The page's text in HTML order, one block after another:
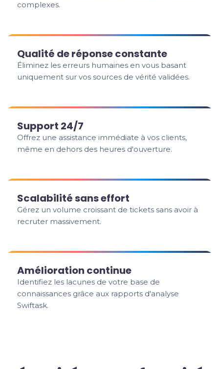
complexes.
Qualité de réponse constante
Éliminez les erreurs humaines en vous basant
uniquement sur vos sources de vérité validées.
Support 24/7
Offrez une assistance immédiate à vos clients,
même en dehors des heures d'ouverture.
Scalabilité sans effort
Gérez un volume croissant de tickets sans avoir à
recruter massivement.
Amélioration continue
Identifiez les lacunes de votre base de
connaissances grâce aux rapports d'analyse
Swiftask.